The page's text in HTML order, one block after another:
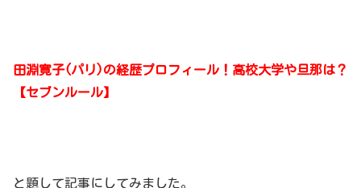
田淵寛子(パリ)の経歴プロフィール！高校大学や旦那は？
【セブンルール】
と題して記事にしてみました。